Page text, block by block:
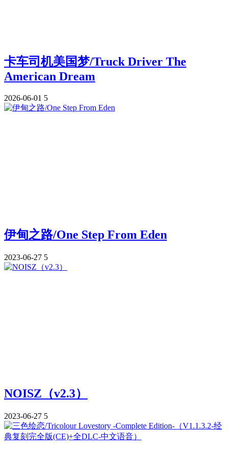
卡车司机美国梦/Truck Driver The
American Dream
2026-06-01 5
伊甸之路/One Step From Eden
2023-06-27 5
NOISZ（v2.3）
2023-06-27 5